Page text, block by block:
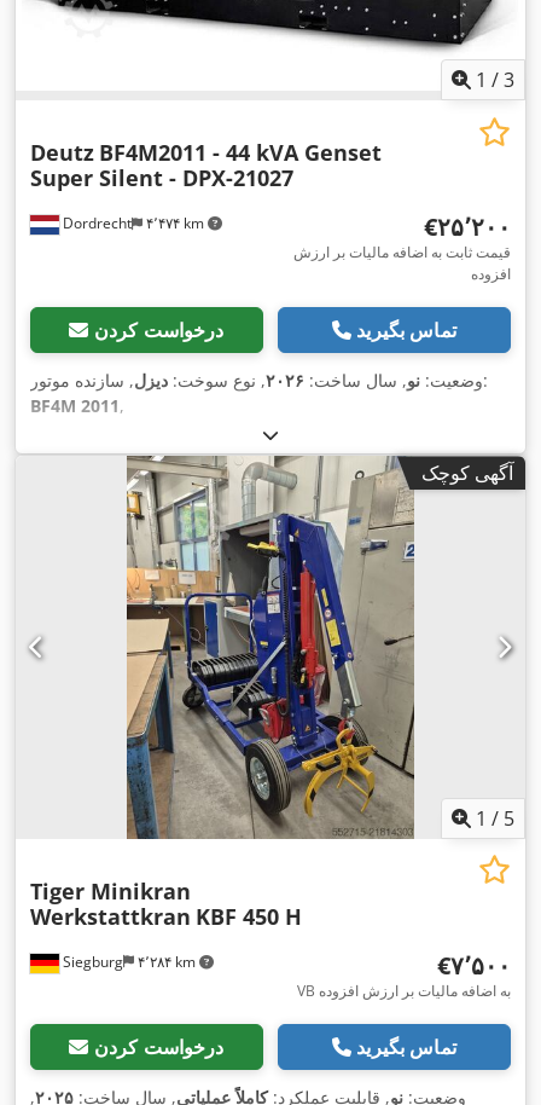
1 /3
Dordrecht ۴٬۴۷۴ km
Deutz BF4M2011 - 44 kVA Genset
Super Silent - DPX-21027
‎€۲۵٬۲۰۰
قیمت ثابت به اضافه مالیات بر ارزش
افزوده
درخواست کردن تماس بگیرید
وضعیت: نو, سال ساخت: ۲۰۲۶, نوع سوخت: دیزل
, سازنده موتور:
BF4M 2011,
آگهی کوچک
1 / 5
Siegburg ۴٬۲۸۴ km
Tiger Minikran
Werkstattkran KBF 450 H
‎€۷٬۵۰۰
VB به اضافه مالیات بر ارزش افزوده
درخواست کردن تماس بگیرید
وضعیت: نو, قابلیت عملکرد:کاملاً عملیاتی, سال ساخت: ۲۰۲۵,